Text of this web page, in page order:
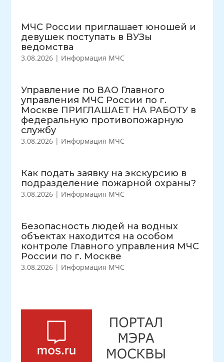
МЧС России приглашает юношей и
девушек поступать в ВУЗы
ведомства
3.08.2026 | Информация МЧС
Управление по ВАО Главного
управления МЧС России по г.
Москве ПРИГЛАШАЕТ НА РАБОТУ в
федеральную противопожарную
службу
3.08.2026 | Информация МЧС
Как подать заявку на экскурсию в
подразделение пожарной охраны?
3.08.2026 | Информация МЧС
Безопасность людей на водных
объектах находится на особом
контроле Главного управления МЧС
России по г. Москве
3.08.2026 | Информация МЧС